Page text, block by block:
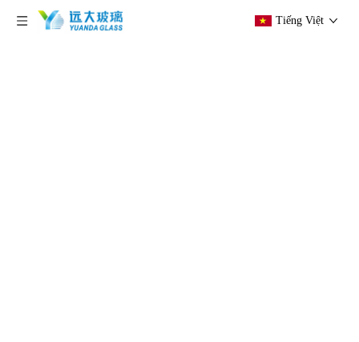
Tiếng Việt